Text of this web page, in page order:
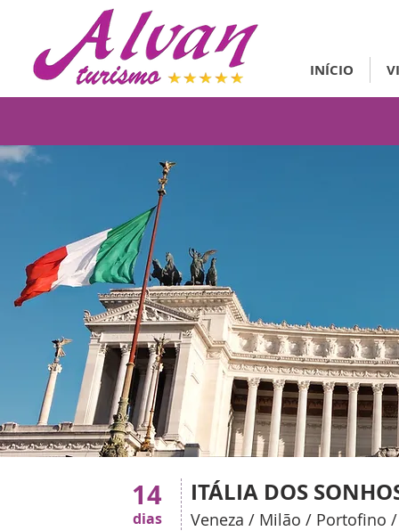
INÍCIO
14
dias
ITÁLIA DOS
Veneza / Milão / Portofino